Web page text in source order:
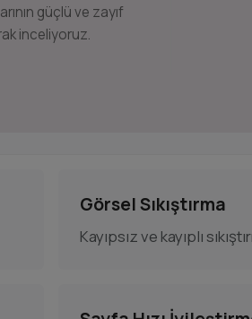
güçlü ve zayıf
inceliyoruz.
Görsel Sıkıştırma
Kayıpsız ve kayıplı